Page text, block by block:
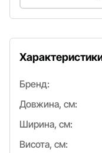
Бренд:
Довжина, см:
Ширина, см:
Висота, см: